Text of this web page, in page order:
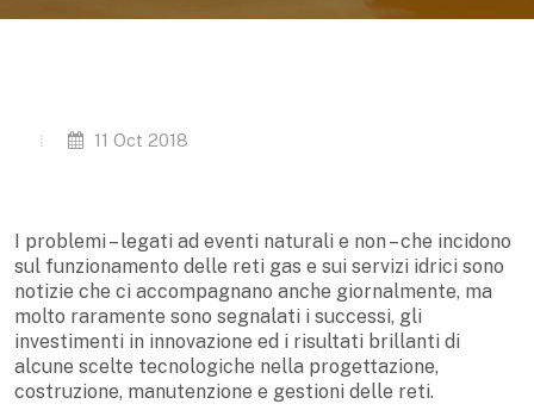
11 Oct 2018
I problemi – legati ad eventi naturali e non – che incidono
sul funzionamento delle reti gas e sui servizi idrici sono
notizie che ci accompagnano anche giornalmente, ma
molto raramente sono segnalati i successi, gli
investimenti in innovazione ed i risultati brillanti di
alcune scelte tecnologiche nella progettazione,
costruzione, manutenzione e gestioni delle reti.